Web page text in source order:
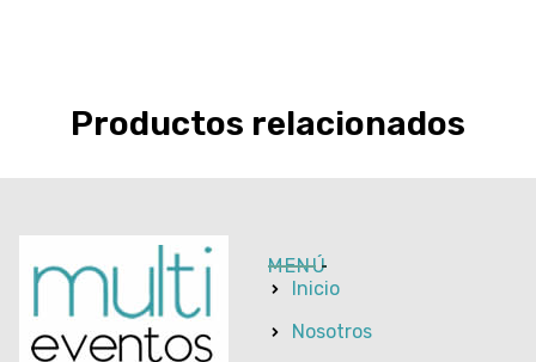
Productos relacionados
MENÚ
Inicio
Nosotros